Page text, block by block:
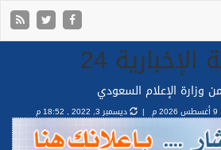
24
وزارة الإعلام السعودي
9 أغسطس 2026 م | ديسمبر 3, 2022 , 18:52 م